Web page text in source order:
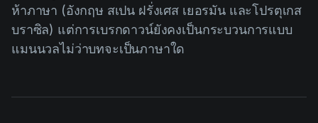
ห้าภาษา (อังกฤษ สเปน ฝรั่งเศส เยอรมัน และโปรตุเกส
บราซิล) แต่การเบรกดาวน์ยังคงเป็นกระบวนการแบบ
แมนนวลไม่ว่าบทจะเป็นภาษาใด